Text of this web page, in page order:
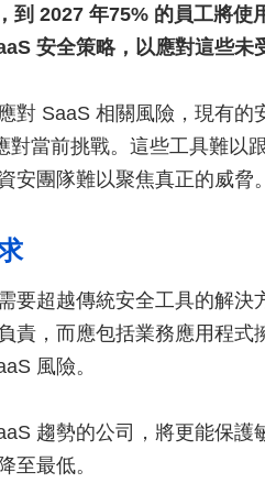
到 2027 年75% 的員工將使
安全策略，以應對這些未
對 SaaS 相關風險，現有的
對當前挑戰。這些工具難以
安團隊難以聚焦真正的威脅。
要超越傳統安全工具的解決
責，而應包括業務應用程式
風險。
趨勢的公司，將更能保
至最低。